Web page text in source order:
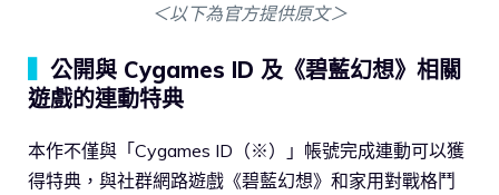
＜以下為官方提供原文＞
公開與 Cygames ID 及《碧藍幻想》相關
遊戲的連動特典
本作不僅與「Cygames ID（※）」帳號完成連動可以獲
得特典，與社群網路遊戲《碧藍幻想》和家用對戰格鬥